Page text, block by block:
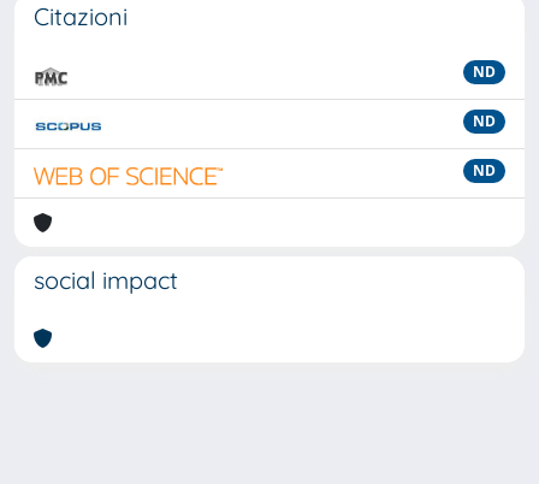
Citazioni
ND
ND
ND
social impact